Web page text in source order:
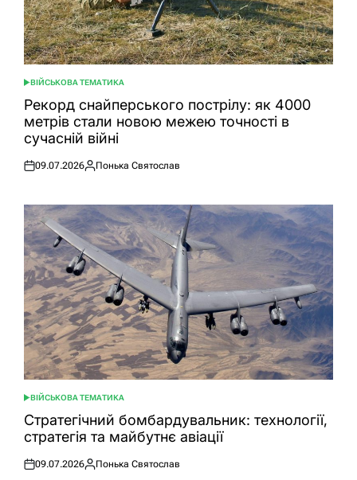
ОПУБЛІКУВАТИ
У
ВІЙСЬКОВА ТЕМАТИКА
Рекорд снайперського пострілу: як 4000
метрів стали новою межею точності в
сучасній війні
Оприлюднено
09.07.2026
Опубліковано
Понька Святослав
ОПУБЛІКУВАТИ
У
ВІЙСЬКОВА ТЕМАТИКА
Стратегічний бомбардувальник: технології,
стратегія та майбутнє авіації
Оприлюднено
09.07.2026
Опубліковано
Понька Святослав